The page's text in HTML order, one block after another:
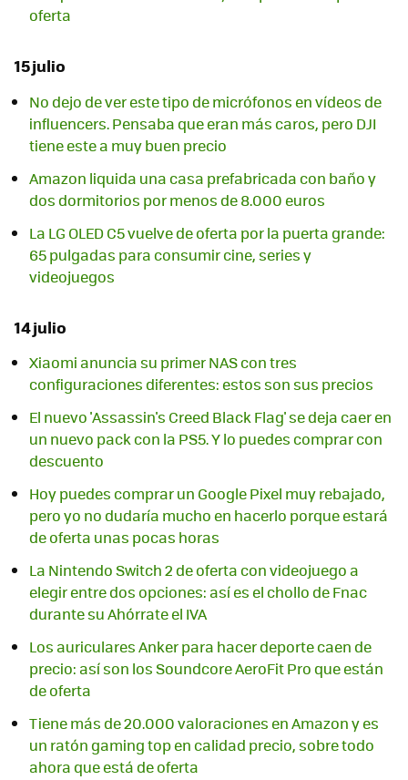
oferta
15 julio
No dejo de ver este tipo de micrófonos en vídeos de
influencers. Pensaba que eran más caros, pero DJI
tiene este a muy buen precio
Amazon liquida una casa prefabricada con baño y
dos dormitorios por menos de 8.000 euros
La LG OLED C5 vuelve de oferta por la puerta grande:
65 pulgadas para consumir cine, series y
videojuegos
14 julio
Xiaomi anuncia su primer NAS con tres
configuraciones diferentes: estos son sus precios
El nuevo 'Assassin's Creed Black Flag' se deja caer en
un nuevo pack con la PS5. Y lo puedes comprar con
descuento
Hoy puedes comprar un Google Pixel muy rebajado,
pero yo no dudaría mucho en hacerlo porque estará
de oferta unas pocas horas
La Nintendo Switch 2 de oferta con videojuego a
elegir entre dos opciones: así es el chollo de Fnac
durante su Ahórrate el IVA
Los auriculares Anker para hacer deporte caen de
precio: así son los Soundcore AeroFit Pro que están
de oferta
Tiene más de 20.000 valoraciones en Amazon y es
un ratón gaming top en calidad precio, sobre todo
ahora que está de oferta